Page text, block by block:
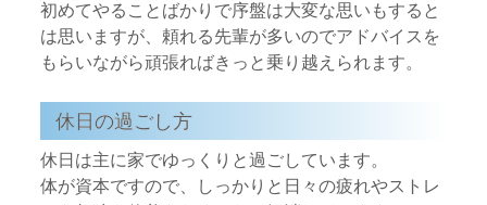
初めてやることばかりで序盤は大変な思いもすると
は思いますが、頼れる先輩が多いのでアドバイスを
もらいながら頑張ればきっと乗り越えられます。
休日の過ごし方
休日は主に家でゆっくりと過ごしています。
体が資本ですので、しっかりと日々の疲れやストレ